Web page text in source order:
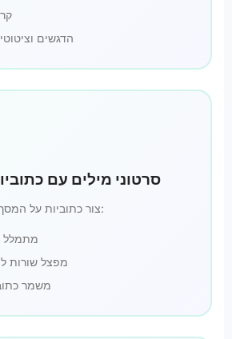
הדגשים
סרטוני מילים עם
צור כתוביות על המסך ללא הקלדה. הכלי:
מתמלל
מפצל שורות
משמר